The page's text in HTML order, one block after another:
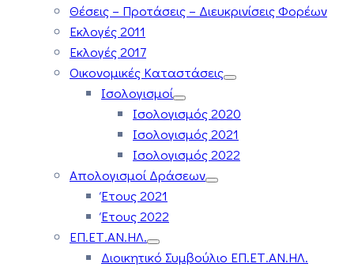
Θέσεις – Προτάσεις – Διευκρινίσεις Φορέων
Εκλογές 2011
Εκλογές 2017
Οικονομικές Καταστάσεις
Ισολογισμοί
Ισολογισμός 2020
Ισολογισμός 2021
Ισολογισμός 2022
Απολογισμοί Δράσεων
Έτους 2021
Έτους 2022
ΕΠ.ΕΤ.ΑΝ.ΗΛ.
Διοικητικό Συμβούλιο ΕΠ.ΕΤ.ΑΝ.ΗΛ.